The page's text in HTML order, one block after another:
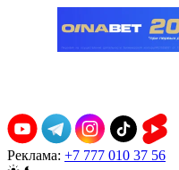
Реклама: +7 777 010 37 56